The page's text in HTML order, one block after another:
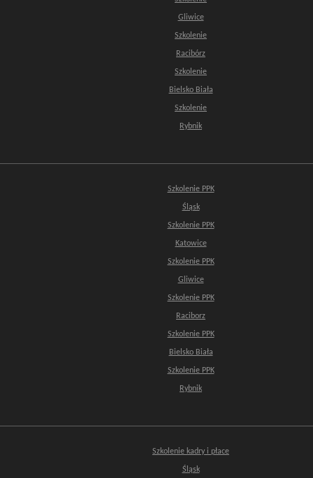
Gliwice
Szkolenie
Racibórz
Szkolenie
Bielsko Biała
Szkolenie
Rybnik
Szkolenie PPK
Śląsk
Szkolenie PPK
Katowice
Szkolenie PPK
Gliwice
Szkolenie PPK
Raciborz
Szkolenie PPK
Bielsko Biała
Szkolenie PPK
Rybnik
Szkolenie kadry i płace
Śląsk